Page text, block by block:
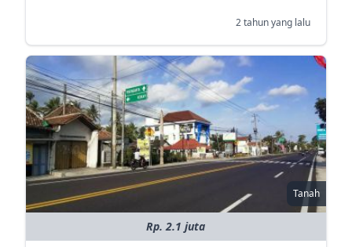
2 tahun yang lalu
Tanah
Rp. 2.1 juta